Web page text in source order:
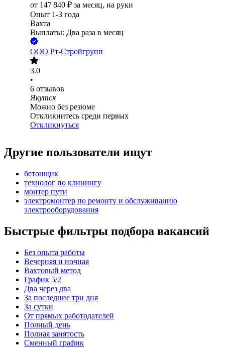
от 147 840 ₽ за месяц, на руки
Опыт 1-3 года
Вахта
Выплаты: Два раза в месяц
ООО Рт-Стройгрупп
3.0
•
6 отзывов
Якутск
Можно без резюме
Откликнитесь среди первых
Откликнуться
Другие пользователи ищут
бетонщик
технолог по клинингу
монтер пути
электромонтер по ремонту и обслуживанию
электрооборудования
Быстрые фильтры подбора вакансий
Без опыта работы
Вечерняя и ночная
Вахтовый метод
График 5/2
Два через два
За последние три дня
За сутки
От прямых работодателей
Полный день
Полная занятость
Сменный график